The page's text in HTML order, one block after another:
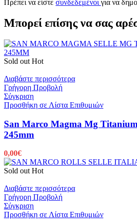
Πρέπει να είστε συνδεδεμένοι για να
Μπορεί επίσης να σας
Sold out Hot
Διαβάστε περισσότερα
Γρήγορη Προβολή
Σύγκριση
Προσθήκη σε Λίστα Επιθυμιών
San Marco Magma Mg
245mm
0,00€
Sold out Hot
Διαβάστε περισσότερα
Γρήγορη Προβολή
Σύγκριση
Προσθήκη σε Λίστα Επιθυμιών